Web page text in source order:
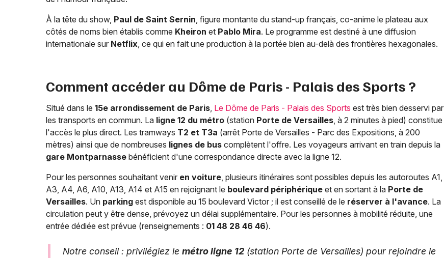
À la tête du show, Paul de Saint Sernin, figure montante du stand-up français, co-anime le plateau aux
côtés de noms bien établis comme Kheiron et Pablo Mira. Le programme est destiné à une diffusion
internationale sur Netflix, ce qui en fait une production à la portée bien au-delà des frontières hexagonales.
Comment accéder au Dôme de Paris - Palais des Sports ?
Situé dans le 15e arrondissement de Paris, Le Dôme de Paris - Palais des Sports est très bien desservi par
les transports en commun. La ligne 12 du métro (station Porte de Versailles, à 2 minutes à pied) constitue
l'accès le plus direct. Les tramways T2 et T3a (arrêt Porte de Versailles - Parc des Expositions, à 200
mètres) ainsi que de nombreuses lignes de bus complètent l'offre. Les voyageurs arrivant en train depuis la
gare Montparnasse bénéficient d'une correspondance directe avec la ligne 12.
Pour les personnes souhaitant venir en voiture, plusieurs itinéraires sont possibles depuis les autoroutes A1,
A3, A4, A6, A10, A13, A14 et A15 en rejoignant le boulevard périphérique et en sortant à la Porte de
Versailles. Un parking est disponible au 15 boulevard Victor ; il est conseillé de le réserver à l'avance. La
circulation peut y être dense, prévoyez un délai supplémentaire. Pour les personnes à mobilité réduite, une
entrée dédiée est prévue (renseignements : 01 48 28 46 46).
Notre conseil : privilégiez le métro ligne 12 (station Porte de Versailles) pour rejoindre le